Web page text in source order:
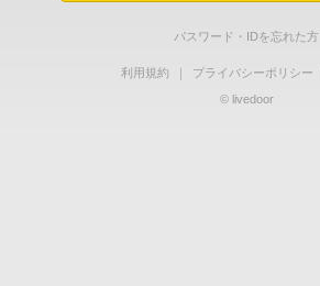
パスワード・IDを忘れた方
利用規約 ｜ プライバシーポリシー
© livedoor